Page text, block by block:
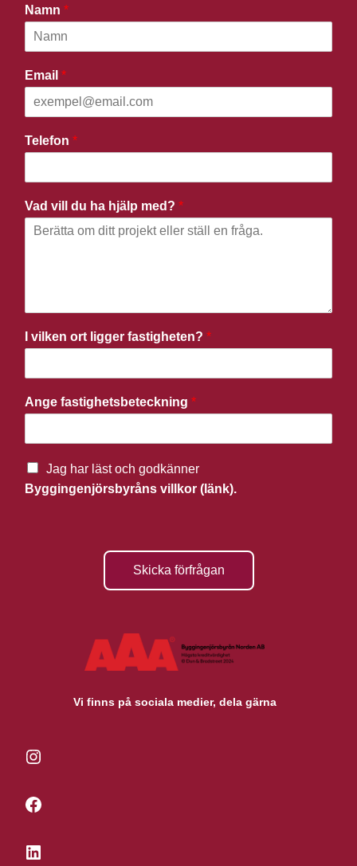
Namn *
Email *
Telefon *
Vad vill du ha hjälp med? *
I vilken ort ligger fastigheten? *
Ange fastighetsbeteckning *
Jag har läst och godkänner
Byggingenjörsbyråns villkor (länk).
Skicka förfrågan
Vi finns på sociala medier, dela gärna
Instagram
Facebook
LinkedIn